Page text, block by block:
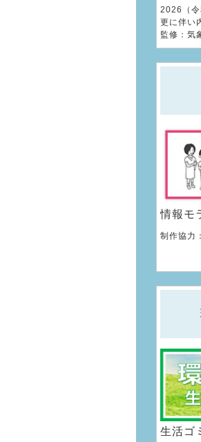
2026（令
更に伴い​
監修：気
情報モ
制作協力
生活ゴ